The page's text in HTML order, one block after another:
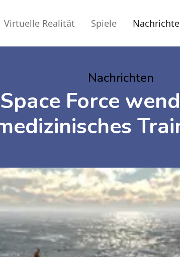
Virtuelle Realität Spiele
Nachrichten
Force